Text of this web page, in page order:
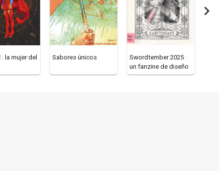
la mujer del
Sabores únicos
Swordtember 2025 :
un fanzine de diseño
de armas de esgrima